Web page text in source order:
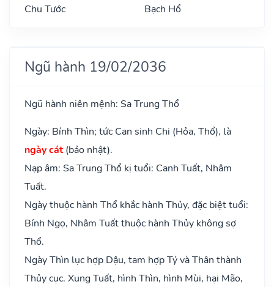
Chu Tước
Bạch Hổ
Ngũ hành 19/02/2036
Ngũ hành niên mệnh: Sa Trung Thổ
Ngày: Bính Thìn; tức Can sinh Chi (Hỏa, Thổ), là
ngày cát(bảo nhật).
Nạp âm: Sa Trung Thổ kị tuổi: Canh Tuất, Nhâm
Tuất.
Ngày thuộc hành Thổ khắc hành Thủy, đặc biệt tuổi:
Bính Ngọ, Nhâm Tuất thuộc hành Thủy không sợ
Thổ.
Ngày Thìn lục hợp Dậu, tam hợp Tý và Thân thành
Thủy cục. Xung Tuất, hình Thìn, hình Mùi, hại Mão,